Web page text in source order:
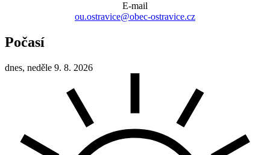
E-mail
ou.ostravice@obec-ostravice.cz
Počasí
dnes, neděle 9. 8. 2026